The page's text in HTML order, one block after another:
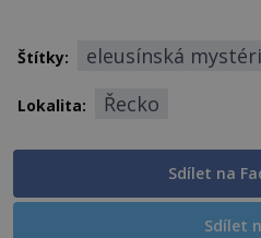
Štítky: eleusínská
Lokalita: Řecko
Sdílet na
Sdílet